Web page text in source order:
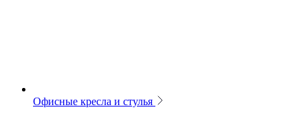
Офисные кресла и стулья